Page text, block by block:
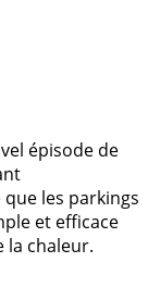
épisode de
les parkings
et efficace
la chaleur.